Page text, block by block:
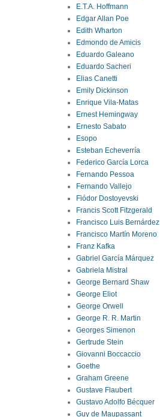
E.T.A. Hoffmann
Edgar Allan Poe
Edith Wharton
Edmondo de Amicis
Eduardo Galeano
Eduardo Sacheri
Elias Canetti
Emily Dickinson
Enrique Vila-Matas
Ernest Hemingway
Ernesto Sabato
Esopo
Esteban Echeverría
Federico García Lorca
Fernando Pessoa
Fernando Vallejo
Fiódor Dostoyevski
Francis Scott Fitzgerald
Francisco Luis Bernárdez
Francisco Martín Moreno
Franz Kafka
Gabriel García Márquez
Gabriela Mistral
George Bernard Shaw
George Eliot
George Orwell
George R. R. Martin
Georges Simenon
Gertrude Stein
Giovanni Boccaccio
Goethe
Graham Greene
Gustave Flaubert
Gustavo Adolfo Bécquer
Guy de Maupassant